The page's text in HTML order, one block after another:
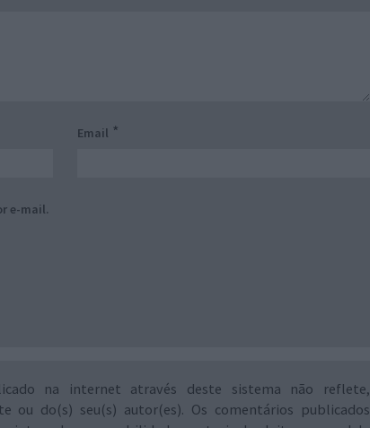
Email *
e-mail.
na internet através deste sistema não reflete,
ou do(s) seu(s) autor(es). Os comentários publicados